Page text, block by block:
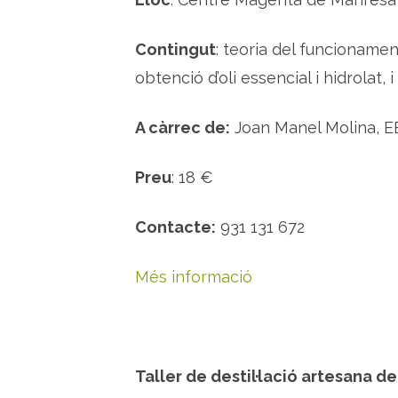
Contingut: teoria del
obtenció d’oli essencial i hidrolat,
A càrrec de: Joan Manel Molina,
Preu: 18 €
Contacte: 931 131 672
Més informació
Taller de destil·lació artesana